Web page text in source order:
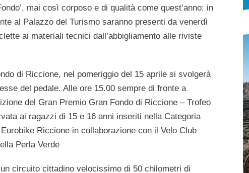
, mai così corposo e di qualità come quest’anno: in
al Palazzo del Turismo saranno presenti da venerdì
ai materiali tecnici dall’abbigliamento alle riviste
di Riccione, nel pomeriggio del 15 aprile si svolgerà
del pedale. Alle ore 15.00 sempre di fronte a
del Gran Premio Gran Fondo di Riccione – Trofeo
ai ragazzi di 15 e 16 anni inseriti nella Categoria
Riccione in collaborazione con il Velo Club
Perla Verde
circuito cittadino velocissimo di 50 chilometri di